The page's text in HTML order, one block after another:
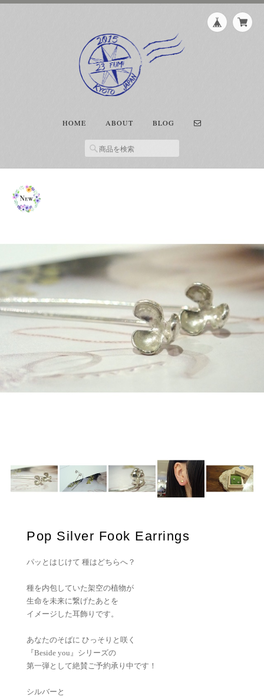
HOME ABOUT BLOG
Pop Silver Fook Earrings
パッとはじけて 種はどちらへ？
種を内包していた架空の植物が
生命を未来に繋げたあとを
イメージした耳飾りです。
あなたのそばに ひっそりと咲く
『Beside you』シリーズの
第一弾として絶賛ご予約承り中です！
シルバーと